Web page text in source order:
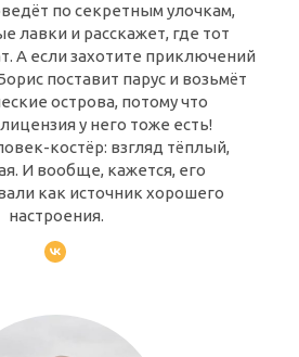
по секретным улочкам,
лавки и расскажет, где тот
А если захотите приключений
поставит парус и возьмёт
острова, потому что
у него тоже есть!
костёр: взгляд тёплый,
И вообще, кажется, его
как источник хорошего
настроения.